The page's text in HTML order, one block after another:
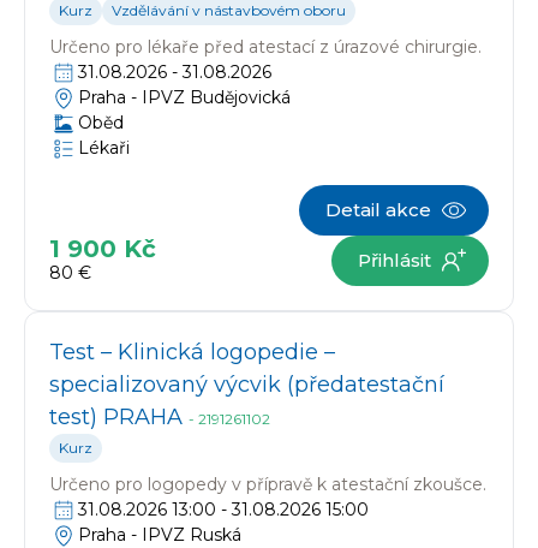
Kurz
Vzdělávání v nástavbovém oboru
Určeno pro lékaře před atestací z úrazové chirurgie.
31.08.2026 -31.08.2026
Praha - IPVZ Budějovická
Oběd
Lékaři
1 900 Kč
80 €
Detail akce
Přihlásit
Test – Klinická logopedie –
specializovaný výcvik (předatestační
test) PRAHA - 2191261102
Kurz
Určeno pro logopedy v přípravě k atestační zkoušce.
31.08.2026 13:00 -31.08.2026 15:00
Praha - IPVZ Ruská